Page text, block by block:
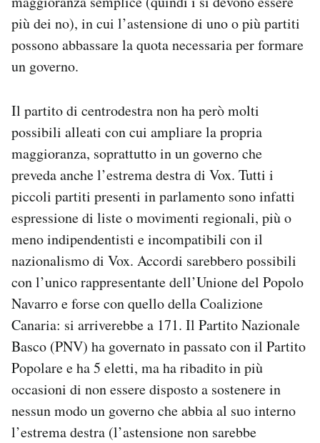
più dei no), in cui l’astensione di uno o più partiti
possono abbassare la quota necessaria per formare
un governo.
Il partito di centrodestra non ha però molti
possibili alleati con cui ampliare la propria
maggioranza, soprattutto in un governo che
preveda anche l’estrema destra di Vox. Tutti i
piccoli partiti presenti in parlamento sono infatti
espressione di liste o movimenti regionali, più o
meno indipendentisti e incompatibili con il
nazionalismo di Vox. Accordi sarebbero possibili
con l’unico rappresentante dell’Unione del Popolo
Navarro e forse con quello della Coalizione
Canaria: si arriverebbe a 171. Il Partito Nazionale
Basco (PNV) ha governato in passato con il Partito
Popolare e ha 5 eletti, ma ha ribadito in più
occasioni di non essere disposto a sostenere in
nessun modo un governo che abbia al suo interno
l’estrema destra (l’astensione non sarebbe